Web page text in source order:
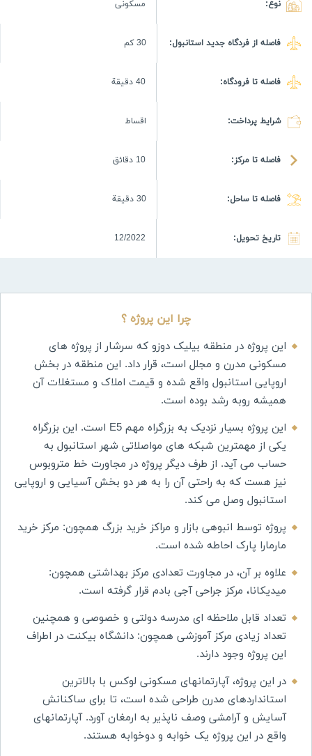
نوع: مسکونی
فاصله از فردگاه جدید استانبول: 30 كم
فاصله تا فرودگاه: 40 دقيقة
شرایط پرداخت: اقساط
فاصله تا مرکز: 10 دقائق
فاصله تا ساحل: 30 دقيقة
تاریخ تحویل: 12/2022
چرا این پروژه ؟
این پروژه در منطقه بیلیک دوزو که سرشار از پروژه های
مسکونی مدرن و مجلل است، قرار داد. این منطقه در بخش
اروپایی استانبول واقع شده و قیمت املاک و مستغلات آن
همیشه روبه رشد بوده است.
این پروژه بسیار نزدیک به بزرگراه مهم E5 است. این بزرگراه
یکی از مهمترین شبکه های مواصلاتی شهر استانبول به
حساب می آید. از طرف دیگر پروژه در مجاورت خط متروبوس
نیز هست که به راحتی آن را به هر دو بخش آسیایی و اروپایی
استانبول وصل می کند.
پروژه توسط انبوهی بازار و مراکز خرید بزرگ همچون: مرکز خرید
مارمارا پارک احاطه شده است.
علاوه بر آن، در مجاورت تعدادی مرکز بهداشتی همچون:
میدیکانا، مرکز جراحی آجی بادم قرار گرفته است.
تعداد قابل ملاحظه ای مدرسه دولتی و خصوصی و همچنین
تعداد زیادی مرکز آموزشی همچون: دانشگاه بیکنت در اطراف
این پروژه وجود دارند.
در این پروژه، آپارتمانهای مسکونی لوکس با بالاترین
استانداردهای مدرن طراحی شده است، تا برای ساکنانش
آسایش و آرامشی وصف ناپذیر به ارمغان آورد. آپارتمانهای
واقع در این پروژه یک خوابه و دوخوابه هستند.